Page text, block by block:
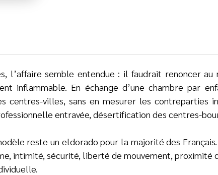
l’affaire semble entendue : il faudrait renoncer
inflammable. En échange d’une chambre par
centres-villes, sans en mesurer les contreparties
entravée, désertification des centres-
reste un eldorado pour la majorité des
intimité, sécurité, liberté de mouvement, proximité